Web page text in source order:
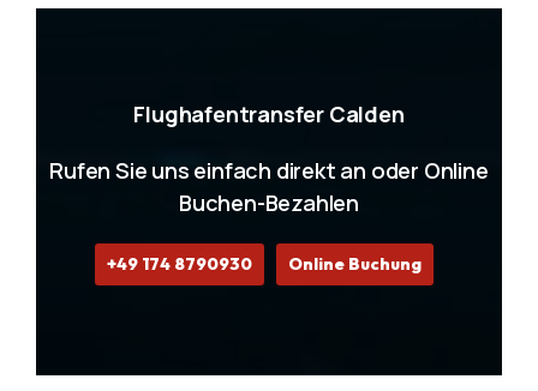
Flughafentransfer Calden
Rufen Sie uns einfach direkt an oder Online
Buchen-Bezahlen
+49 174 8790930 Online Buchung